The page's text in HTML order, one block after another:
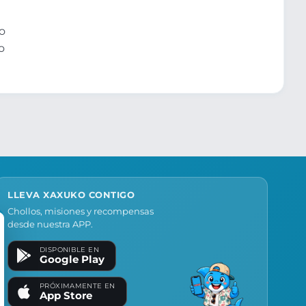
LLEVA XAXUKO CONTIGO
Chollos, misiones y recompensas
desde nuestra APP.
DISPONIBLE EN
Google Play
PRÓXIMAMENTE EN
App Store